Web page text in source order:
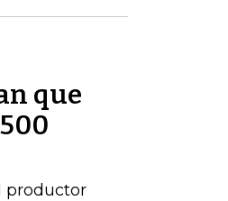
que
productor